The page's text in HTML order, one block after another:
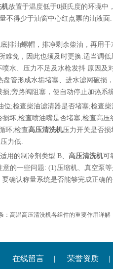
机放置于温度低于0摄氏度的环境中
不得少于油窗中心红点票的油液
油螺帽，排净剩余柴油，再用干
难免，因此也须及时更换.适当调
水、压力不足及水枪发抖 原因及
管形成水垢堵塞、进水滤网破损
;旁路阀阻塞，使自动停止加热系
;检查柴油滤清器是否堵塞;检查柴
坏;检查喷油嘴是否堵塞;检查高
环;检查高压清洗机压力开关是否
力低.
的制冷剂类型 B、 高压清洗机可
的一些问题: (1)压缩机、真空泵
确认称量系统是否能够完成正确
： 高温高压清洗机各组件的重要作用详解
在线留言 | 荣誉资质 |